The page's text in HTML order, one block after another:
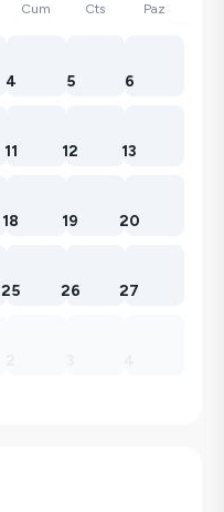
Cum Cts Paz
4 5 6
11 12 13
18 19 20
25 26 27